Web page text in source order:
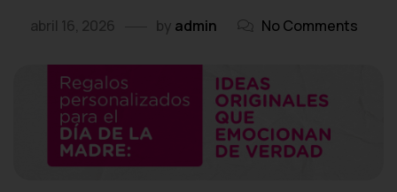
abril 16, 2026 by admin No Comments